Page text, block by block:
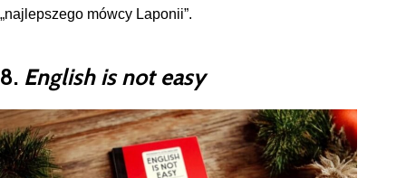
„najlepszego mówcy Laponii”.
8. English is not easy